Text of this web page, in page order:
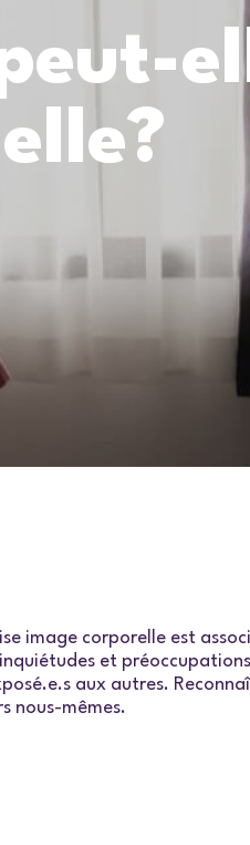
image corporelle est
et
aux autres.
nous-mêmes.